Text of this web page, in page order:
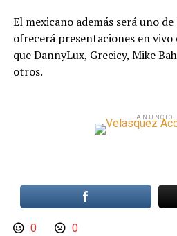
El mexicano además será uno
ofrecerá presentaciones en vivo
que DannyLux, Greeicy, Mike
otros.
ANUNCIO
0 0